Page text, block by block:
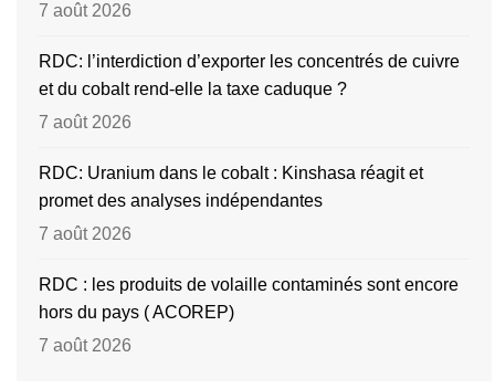
7 août 2026
RDC: l’interdiction d’exporter les concentrés de cuivre
et du cobalt rend-elle la taxe caduque ?
7 août 2026
RDC: Uranium dans le cobalt : Kinshasa réagit et
promet des analyses indépendantes
7 août 2026
RDC : les produits de volaille contaminés sont encore
hors du pays ( ACOREP)
7 août 2026